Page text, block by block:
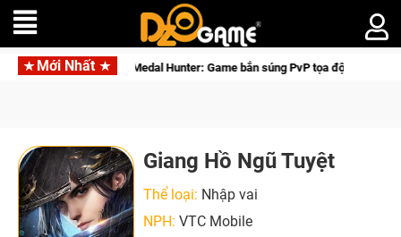
Mới NhấtMedal Hunter: Game bắn súng PvP tọa độ đỉnh cao đưa
Giang Hồ Ngũ Tuyệt
Thể loại: Nhập vai
NPH: VTC Mobile